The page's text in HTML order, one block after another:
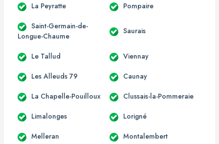
La Peyratte Pompaire
Saint-Germain-de-
Longue-Chaume
Saurais
Le Tallud Viennay
Les Alleuds 79 Caunay
La Chapelle-Pouilloux Clussais-la-Pommeraie
Limalonges Lorigné
Melleran Montalembert